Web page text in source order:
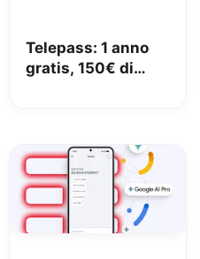
Telepass: 1 anno
gratis, 150€ di